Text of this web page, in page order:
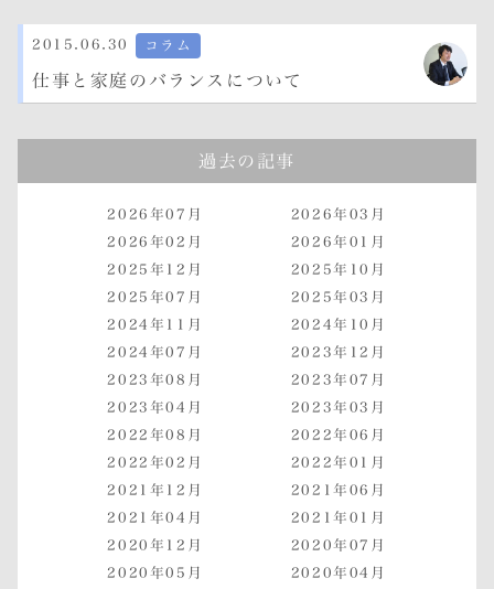
2015.06.30 コラム
仕事と家庭のバランスについて
過去の記事
2026年07月
2026年03月
2026年02月
2026年01月
2025年12月
2025年10月
2025年07月
2025年03月
2024年11月
2024年10月
2024年07月
2023年12月
2023年08月
2023年07月
2023年04月
2023年03月
2022年08月
2022年06月
2022年02月
2022年01月
2021年12月
2021年06月
2021年04月
2021年01月
2020年12月
2020年07月
2020年05月
2020年04月